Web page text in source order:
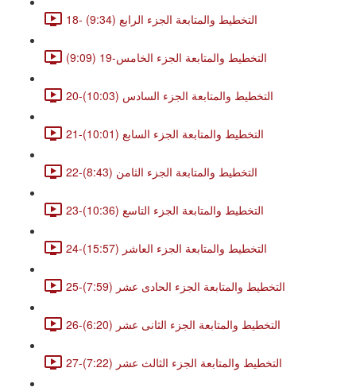
18- التخطيط والمتابعة الجزء الرابع (9:34)
التخطيط والمتابعة الجزء الخامس-19 (9:09)
20-التخطيط والمتابعة الجزء السادس (10:03)
21-التخطيط والمتابعة الجزء السابع (10:01)
22-التخطيط والمتابعة الجزء الثامن (8:43)
23-التخطيط والمتابعة الجزء التاسع (10:36)
24-التخطيط والمتابعة الجزء العاشر (15:57)
25-التخطيط والمتابعة الجزء الحادى عشر (7:59)
26-التخطيط والمتابعة الجزء الثانى عشر (6:20)
27-التخطيط والمتابعة الجزء الثالث عشر (7:22)